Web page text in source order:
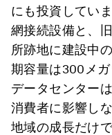
にも投資してい
網接続設備と、
所跡地に建設中
期容量は300メ
データセンター
消費者に影響し
地域の成長だけ